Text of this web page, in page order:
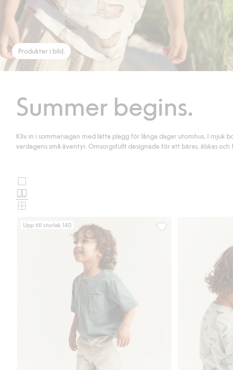
Produkter i bild.
Summer begins.
Kliv in i sommarsagan med lätta plagg för långa dagar utomhus. I mjuk
vardagens små äventyr. Omsorgsfullt designade för att bäras, älskas och
Välj
produktkortslayout
Upp till storlek 140